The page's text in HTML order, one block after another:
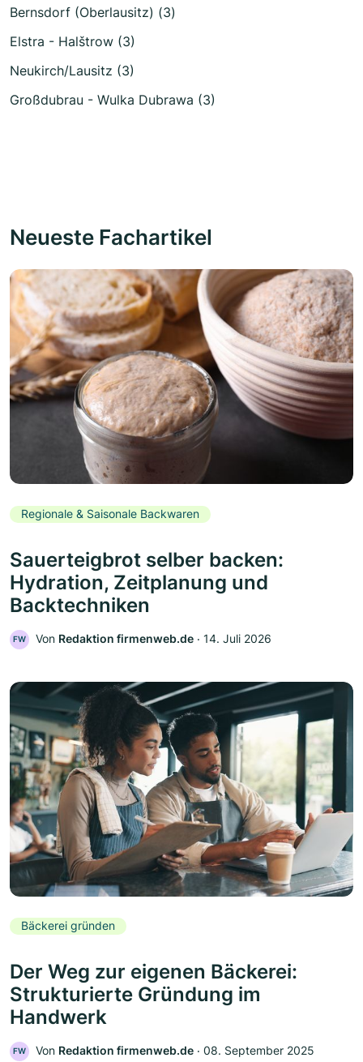
Bernsdorf (Oberlausitz) (3)
Elstra - Halštrow (3)
Neukirch/Lausitz (3)
Großdubrau - Wulka Dubrawa (3)
Neueste Fachartikel
Regionale & Saisonale Backwaren
Sauerteigbrot selber backen:
Hydration, Zeitplanung und
Backtechniken
FW Von Redaktion firmenweb.de ‧ 14. Juli 2026
Bäckerei gründen
Der Weg zur eigenen Bäckerei:
Strukturierte Gründung im
Handwerk
FW Von Redaktion firmenweb.de ‧ 08. September 2025